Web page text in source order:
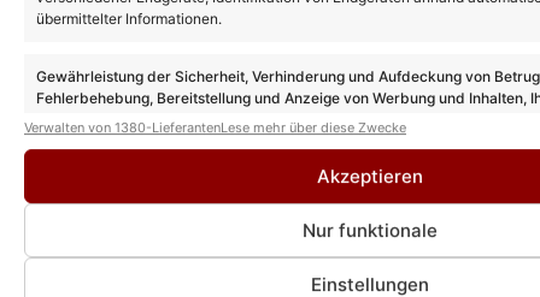
übermittelter Informationen.
Gewährleistung der Sicherheit, Verhinderung und Aufdeckung von
Fehlerbehebung, Bereitstellung und Anzeige von Werbung und Inhalten,
Entscheidungen zum Datenschutz speichern und übermitteln.
Verwalten von 1380-LieferantenLese mehr über diese Zwecke
Akzeptieren
Nur funktionale
Einstellungen